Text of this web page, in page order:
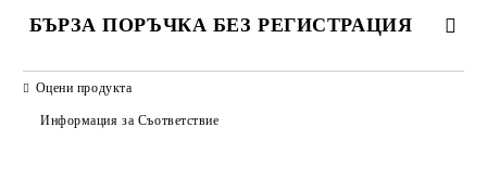
БЪРЗА ПОРЪЧКА БЕЗ РЕГИСТРАЦИЯ
Оцени продукта
Информация за Съответствие